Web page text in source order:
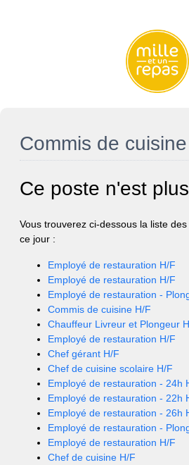
Commis de
Ce poste n'est
Vous trouverez ci-dessous la liste
ce jour :
Employé de restauration H/F
Employé de restauration H/F
Employé de restauration -
Commis de cuisine H/F
Chauffeur Livreur et Plongeur
Employé de restauration H/F
Chef gérant H/F
Chef de cuisine scolaire H/F
Employé de restauration - 24h
Employé de restauration - 22h
Employé de restauration - 26h
Employé de restauration -
Employé de restauration H/F
Chef de cuisine H/F